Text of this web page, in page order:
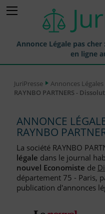
Annonce Légale pas
en ligne
Annonces Légales Publiées
Journaux Habilités (JAL)
Départements pour la
Liste des Greffes
Liste des CCI
JuriPresse
Annonces
RAYNBO PARTNERS -
ANNONCE
RAYNBO
La société RAYNBO
légale dans le journal
nouvel Economiste de
département 75 - Paris,
publication d'annonces